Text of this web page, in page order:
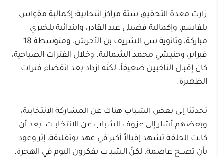
زارت معدة التحقيق ستة مراكز انتخابية: إكمالية مقواس
بلقاسم، وإكمالية فضيلي عبد القادر، وابتدائية بلخيري
مباركة، وثانوية سي الشريف بن الأحرش، ومتوسطة 18
فبراير، وحنيشي محمد الشمالية. وخلال الفترات الصباحية،
كان إقبال الناخبين ضعيفاً، لكنّه ازداد بعد انقضاء فترات
الظهيرة.
تحدثنا إلى بعض الشباب هناك عن المشاركة الانتخابية،
وبعضهم أشار إلى عزوف الشباب عن الانتخابات، بعد أن
كانت الجلفة تشهد إقبالاً أكبر في عهد بوتفليقة، إثر وعود
بأن تصبح عاصمة، لكنّ الشباب يفكرون اليوم في الهجرة.